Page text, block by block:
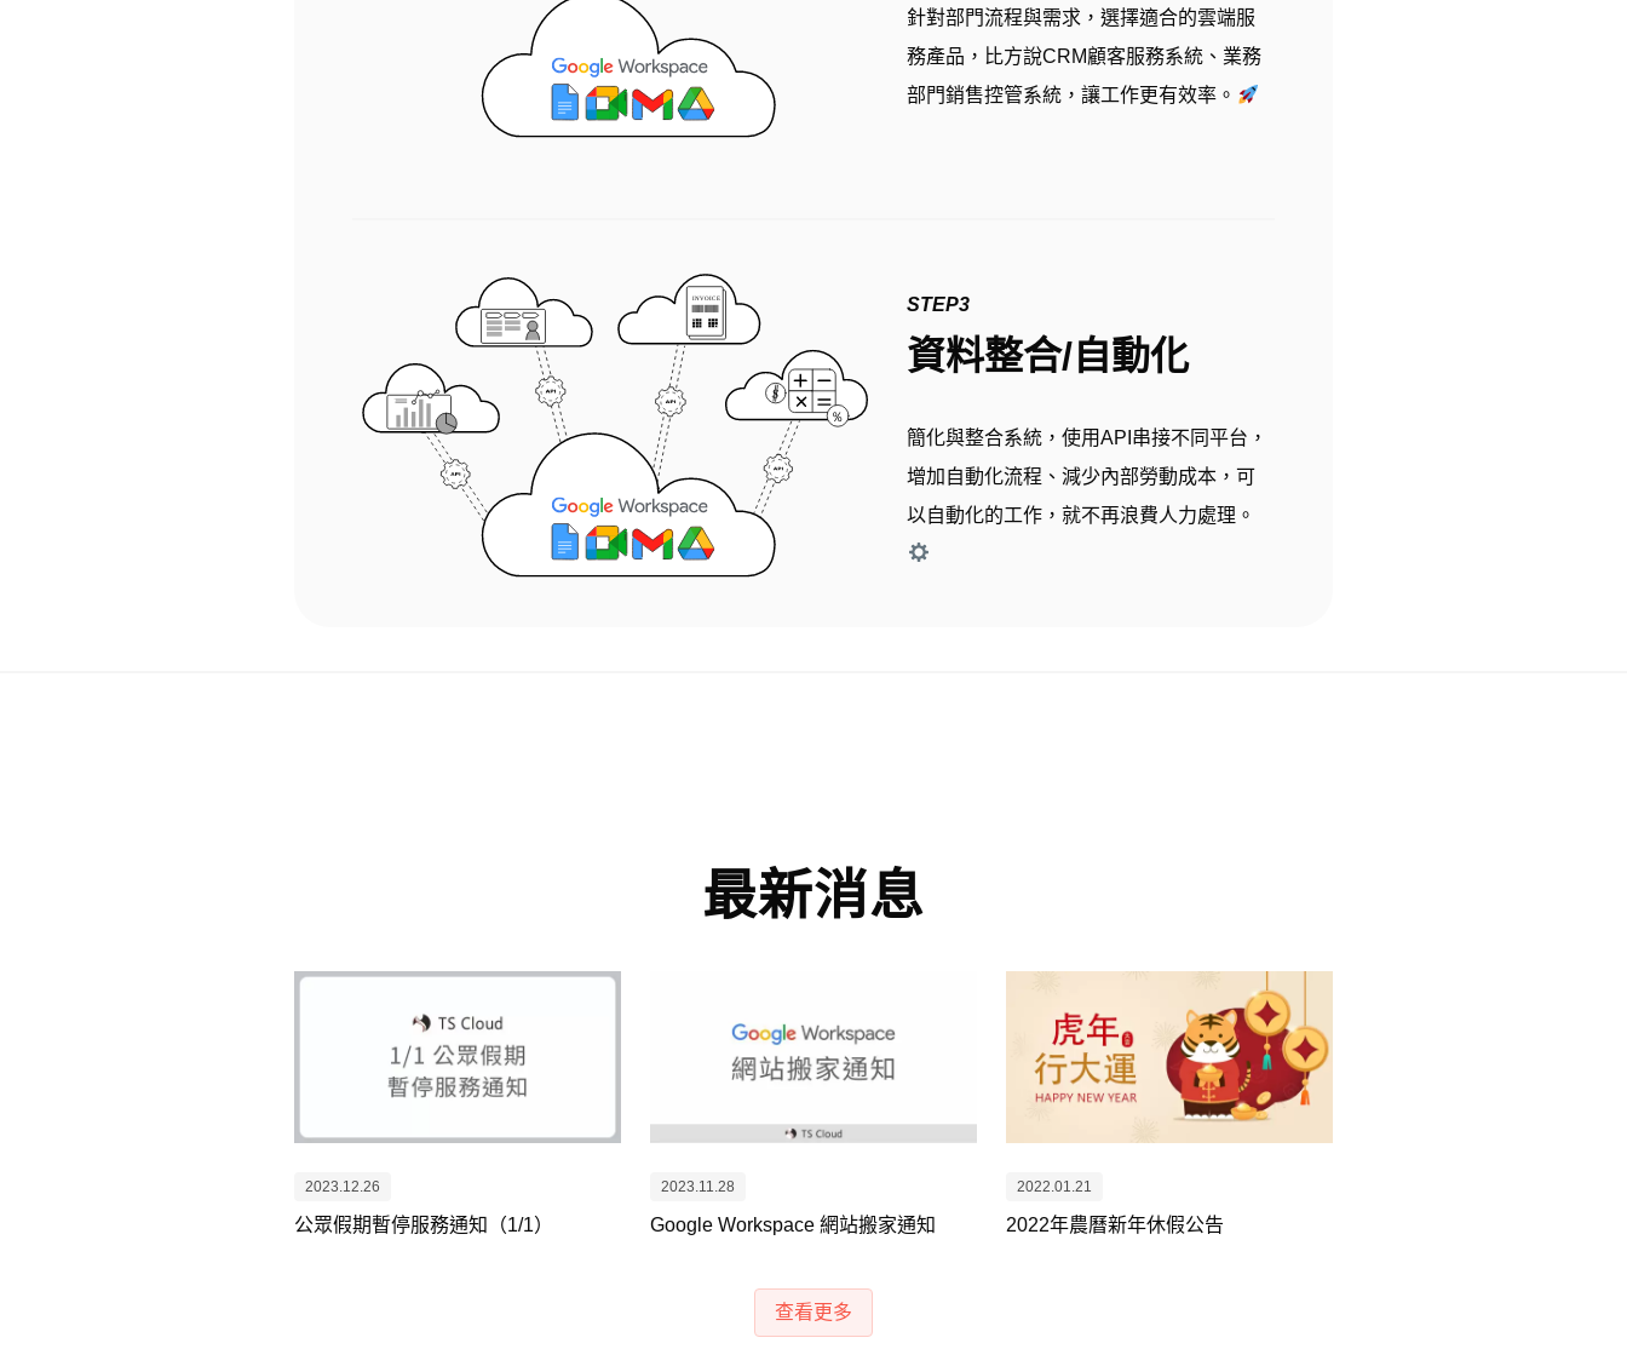
針對部門流程與需求，選擇適合的雲端服
務產品，比方說CRM顧客服務系統、業務
部門銷售控管系統，讓工作更有效率 。
STEP3
資料整合/自動化
簡化與整合系統，使用API​​串接不同平台，
增加自動化流程、減少內部勞動成本，可
以自動化的工作，就不再浪費人力處理 。
最新消息
2023.12.26
公眾假期暫停服務通知（1/1）
2023.11.28
Google Workspace 網站搬家通知
2022.01.21
2022年農曆新年休假公告
查看更多